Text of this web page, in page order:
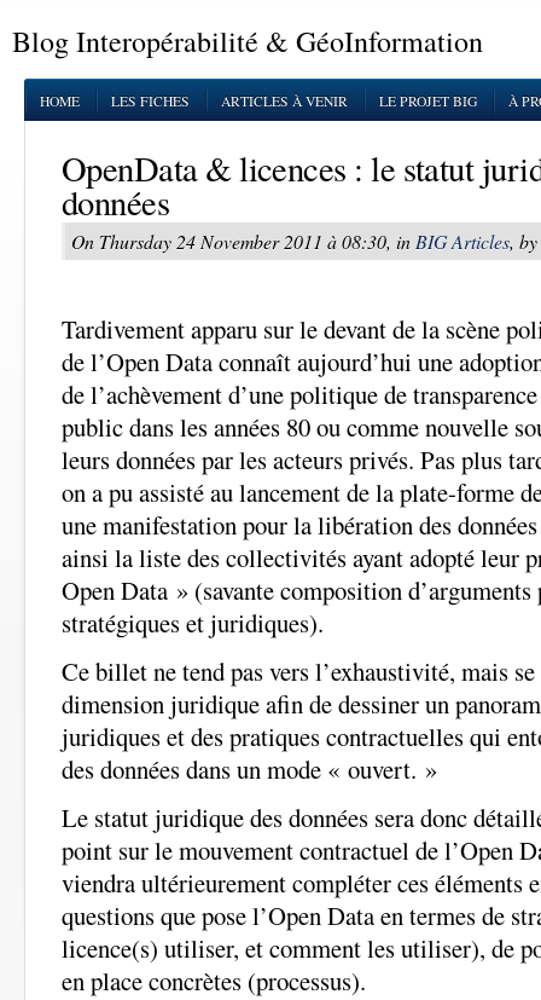
Blog Interopérabilité & GéoInformation
HOME LES FICHES ARTICLES À VENIR LE PROJET BIG À
OpenData & licences : le statut
données
On Thursday 24 November 2011 à 08:30, in BIG Articles,
Tardivement apparu sur le devant de la scène
de l’Open Data connaît aujourd’hui une
de l’achèvement d’une politique de
public dans les années 80 ou comme nouvelle
leurs données par les acteurs privés. Pas plus
on a pu assisté au lancement de la plate-forme
une manifestation pour la libération des
ainsi la liste des collectivités ayant adopté leur
Open Data » (savante composition
stratégiques et juridiques).
Ce billet ne tend pas vers l’exhaustivité, mais
dimension juridique afin de dessiner un
juridiques et des pratiques contractuelles qui
des données dans un mode « ouvert. »
Le statut juridique des données sera donc
point sur le mouvement contractuel de l’Open
viendra ultérieurement compléter ces éléments
questions que pose l’Open Data en termes de
licence(s) utiliser, et comment les utiliser), de
en place concrètes (processus).